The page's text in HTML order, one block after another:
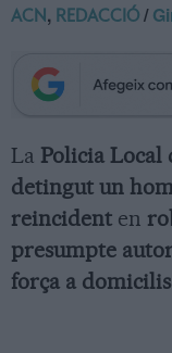
ACN , REDACCIÓ /
La Policia Local
detingut un
reincident en
presumpte
força a